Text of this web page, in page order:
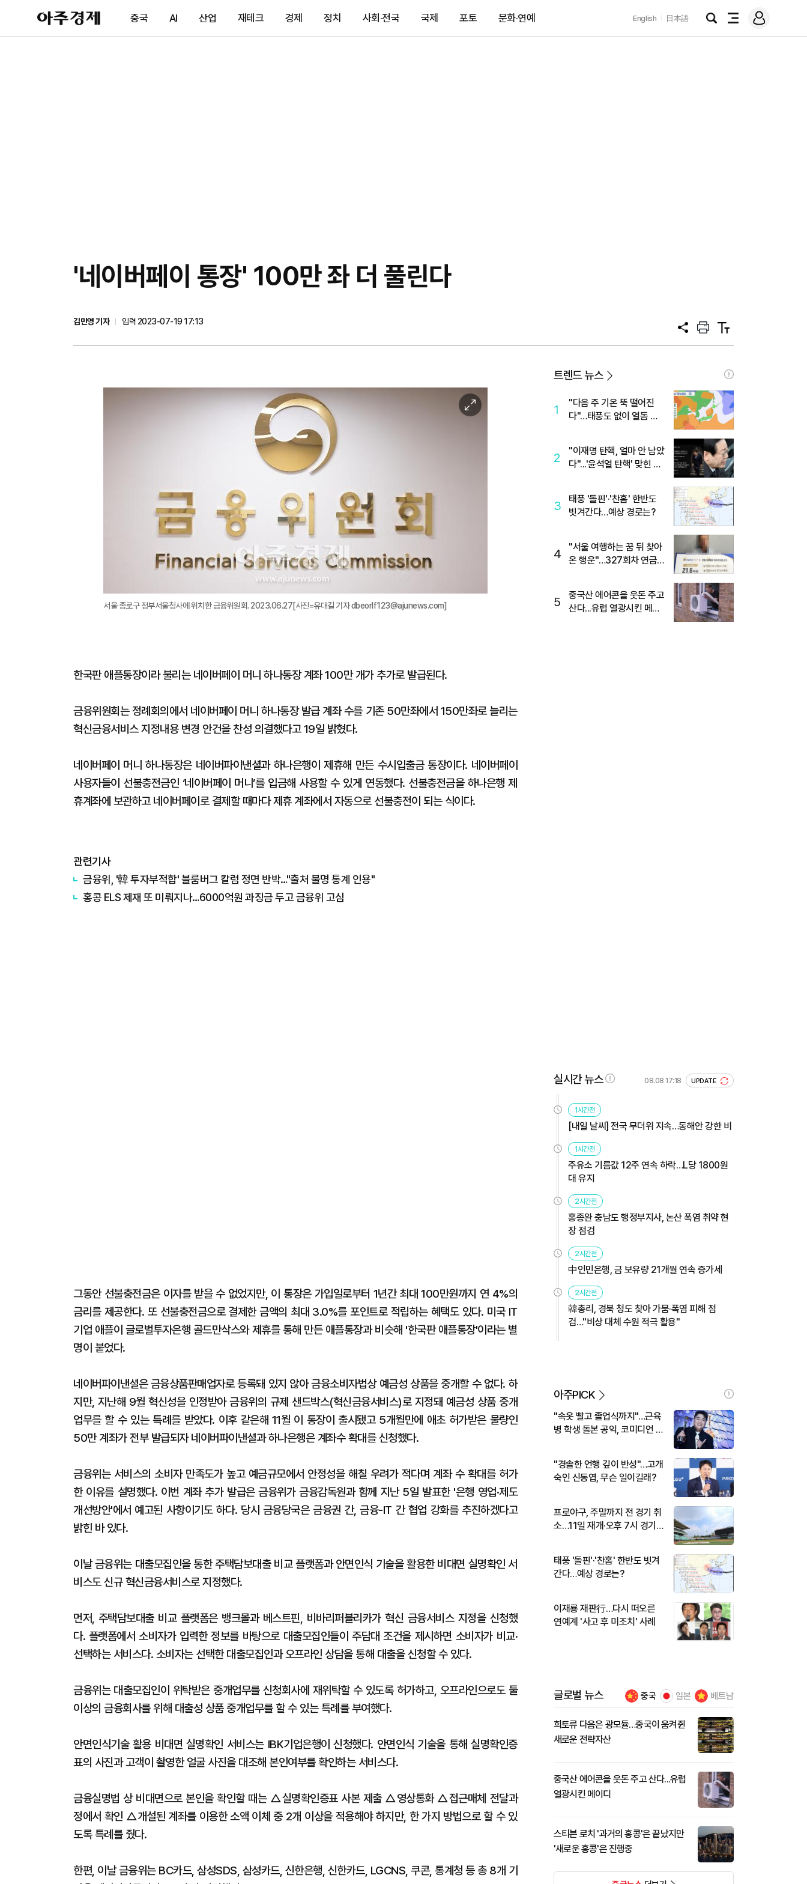
아
주
제
중국 AI 산업 재테크 경제 정치 사회·전국 국제 포토 문화·연예 English 日本語
검
전
메
그
'네이버페이 통장' 100만 좌 더 풀린다
김민영 기자
입력 2023-07-19 17:13
공
프
트
텍
트
이
미
서울 종로구 정부서울청사에 위치한 금융위원회. 2023.06.27[사진=유대길 기자 dbeorlf123@ajunews.com]
한국판 애플통장이라 불리는 네이버페이 머니 하나통장 계좌 100만 개가 추가로 발급된다.
금융위원회는 정례회의에서 네이버페이 머니 하나통장 발급 계좌 수를 기존 50만좌에서 150만좌로 늘리는
혁신금융서비스 지정내용 변경 안건을 찬성 의결했다고 19일 밝혔다.
네이버페이 머니 하나통장은 네이버파이낸셜과 하나은행이 제휴해 만든 수시입출금 통장이다. 네이버페이
사용자들이 선불충전금인 ‘네이버페이 머니’를 입금해 사용할 수 있게 연동했다. 선불충전금을 하나은행 제
휴계좌에 보관하고 네이버페이로 결제할 때마다 제휴 계좌에서 자동으로 선불충전이 되는 식이다.
관련기사
금융위, '韓 투자부적합' 블룸버그 칼럼 정면 반박…"출처 불명 통계 인용"
홍콩 ELS 제재 또 미뤄지나…6000억원 과징금 두고 금융위 고심
그동안 선불충전금은 이자를 받을 수 없었지만, 이 통장은 가입일로부터 1년간 최대 100만원까지 연 4%의
금리를 제공한다. 또 선불충전금으로 결제한 금액의 최대 3.0%를 포인트로 적립하는 혜택도 있다. 미국 IT
기업 애플이 글로벌투자은행 골드만삭스와 제휴를 통해 만든 애플통장과 비슷해 '한국판 애플통장'이라는 별
명이 붙었다.
네이버파이낸셜은 금융상품판매업자로 등록돼 있지 않아 금융소비자법상 예금성 상품을 중개할 수 없다. 하
지만, 지난해 9월 혁신성을 인정받아 금융위의 규제 샌드박스(혁신금융서비스)로 지정돼 예금성 상품 중개
업무를 할 수 있는 특례를 받았다. 이후 같은해 11월 이 통장이 출시됐고 5개월만에 애초 허가받은 물량인
50만 계좌가 전부 발급되자 네이버파이낸셜과 하나은행은 계좌수 확대를 신청했다.
금융위는 서비스의 소비자 만족도가 높고 예금규모에서 안정성을 해칠 우려가 적다며 계좌 수 확대를 허가
한 이유를 설명했다. 이번 계좌 추가 발급은 금융위가 금융감독원과 함께 지난 5일 발표한 '은행 영업·제도
개선방안'에서 예고된 사항이기도 하다. 당시 금융당국은 금융권 간, 금융-IT 간 협업 강화를 추진하겠다고
밝힌 바 있다.
이날 금융위는 대출모집인을 통한 주택담보대출 비교 플랫폼과 안면인식 기술을 활용한 비대면 실명확인 서
비스도 신규 혁신금융서비스로 지정했다.
먼저, 주택담보대출 비교 플랫폼은 뱅크몰과 베스트핀, 비바리퍼블리카가 혁신 금융서비스 지정을 신청했
다. 플랫폼에서 소비자가 입력한 정보를 바탕으로 대출모집인들이 주담대 조건을 제시하면 소비자가 비교·
선택하는 서비스다. 소비자는 선택한 대출모집인과 오프라인 상담을 통해 대출을 신청할 수 있다.
금융위는 대출모집인이 위탁받은 중개업무를 신청회사에 재위탁할 수 있도록 허가하고, 오프라인으로도 둘
이상의 금융회사를 위해 대출성 상품 중개업무를 할 수 있는 특례를 부여했다.
안면인식기술 활용 비대면 실명확인 서비스는 IBK기업은행이 신청했다. 안면인식 기술을 통해 실명확인증
표의 사진과 고객이 촬영한 얼굴 사진을 대조해 본인여부를 확인하는 서비스다.
금융실명법 상 비대면으로 본인을 확인할 때는 △실명확인증표 사본 제출 △영상통화 △접근매체 전달과
정에서 확인 △개설된 계좌를 이용한 소액 이체 중 2개 이상을 적용해야 하지만, 한 가지 방법으로 할 수 있
도록 특례를 줬다.
한편, 이날 금융위는 BC카드, 삼성SDS, 삼성카드, 신한은행, 신한카드, LGCNS, 쿠콘, 통계청 등 총 8개 기
트렌드 뉴스
1
"다음 주 기온 뚝 떨어진
다"…태풍도 없이 열돔 박
2
"이재명 탄핵, 얼마 안 남았
다"...'윤석열 탄핵' 맞힌 무
3
태풍 '돌핀'·'찬홈' 한반도
빗겨간다…예상 경로는?
4
"서울 여행하는 꿈 뒤 찾아
온 행운"…327회차 연금
5
중국산 에어콘을 웃돈 주고
산다...유럽 열광시킨 메이
실시간 뉴스 08.08 17:18 UPDATE
1시간전
[내일 날씨] 전국 무더위 지속…동해안 강한 비
1시간전
주유소 기름값 12주 연속 하락…L당 1800원
대 유지
2시간전
홍종완 충남도 행정부지사, 논산 폭염 취약 현
장 점검
2시간전
中인민은행, 금 보유량 21개월 연속 증가세
2시간전
韓총리, 경북 청도 찾아 가뭄·폭염 피해 점
검…"비상 대체 수원 적극 활용"
아주PICK
"속옷 빨고 졸업식까지"…근육
병 학생 돌본 공익, 코미디언 김
"경솔한 언행 깊이 반성"…고개
숙인 신동엽, 무슨 일이길래?
프로야구, 주말까지 전 경기 취
소…11일 재개·오후 7시 경기
태풍 '돌핀'·'찬홈' 한반도 빗겨
간다…예상 경로는?
이재룡 재판行…다시 떠오른
연예계 '사고 후 미조치' 사례
글로벌 뉴스 중국 일본 베트남
희토류 다음은 광모듈…중국이 움켜쥔
새로운 전략자산
중국산 에어콘을 웃돈 주고 산다...유럽
열광시킨 메이디
스티븐 로치 '과거의 홍콩'은 끝났지만
'새로운 홍콩'은 진행중